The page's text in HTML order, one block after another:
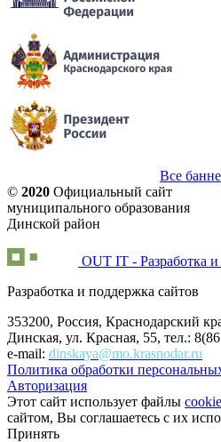
Все
© 2020 Официальный сайт
муниципального образования
Динской район
OUT IT - Разработка
Разработка и поддержка сайтов
353200, Россия, Краснодарский
Динская, ул. Красная, 55, тел.:
e-mail: dinskaya@mo.krasnodar.ru
Политика обработки
Авторизация
Этот сайт использует файлы cookie
сайтом, Вы соглашаетесь с их
Принять